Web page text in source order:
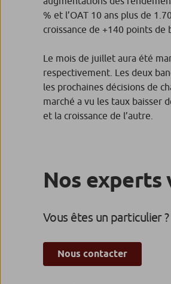
% et l’OAT 10 ans plus de
croissance de +140 points de
Le mois de juillet aura été
respectivement. Les deux
les prochaines décisions de
marché a vu les taux baisser
et la croissance de l’autre.
Nos experts
Vous êtes un particulier ?
Nous contacter